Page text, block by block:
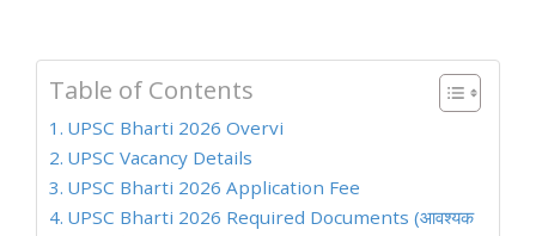
Table of Contents
UPSC Bharti 2026 Overvi
UPSC Vacancy Details
UPSC Bharti 2026 Application Fee
UPSC Bharti 2026 Required Documents (आवश्यक